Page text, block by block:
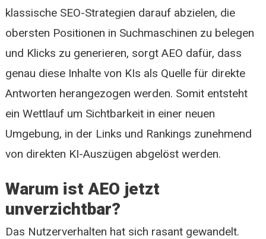
klassische SEO-Strategien darauf abzielen, die
obersten Positionen in Suchmaschinen zu belegen
und Klicks zu generieren, sorgt AEO dafür, dass
genau diese Inhalte von KIs als Quelle für direkte
Antworten herangezogen werden. Somit entsteht
ein Wettlauf um Sichtbarkeit in einer neuen
Umgebung, in der Links und Rankings zunehmend
von direkten KI-Auszügen abgelöst werden.
Warum ist AEO jetzt
unverzichtbar?
Das Nutzerverhalten hat sich rasant gewandelt.